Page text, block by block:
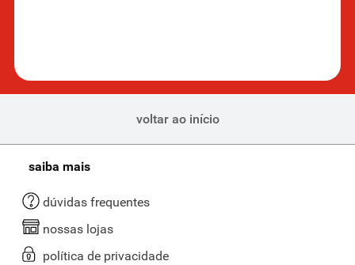
voltar ao início
saiba mais
dúvidas frequentes
nossas lojas
política de privacidade